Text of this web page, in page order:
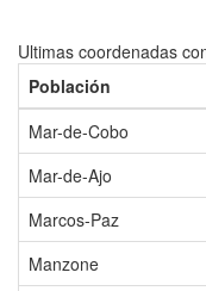
Ultimas coordenadas
Población
Mar-de-Cobo
Mar-de-Ajo
Marcos-Paz
Manzone